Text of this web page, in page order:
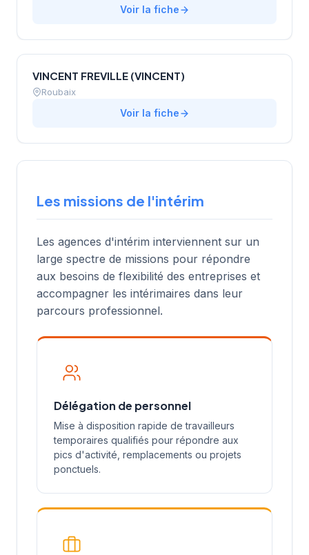
Voir la fiche
VINCENT FREVILLE (VINCENT)
Roubaix
Voir la fiche
Les missions de l'intérim
Les agences d'intérim interviennent sur un
large spectre de missions pour répondre
aux besoins de flexibilité des entreprises et
accompagner les intérimaires dans leur
parcours professionnel.
Délégation de personnel
Mise à disposition rapide de travailleurs
temporaires qualifiés pour répondre aux
pics d'activité, remplacements ou projets
ponctuels.